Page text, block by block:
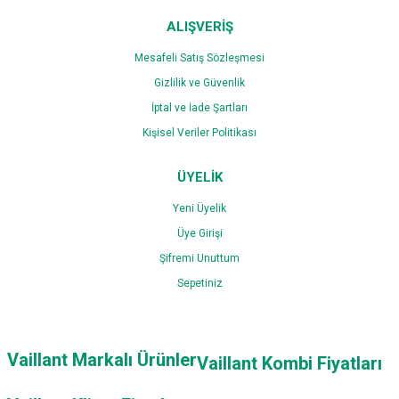
ALIŞVERİŞ
Mesafeli Satış Sözleşmesi
Gizlilik ve Güvenlik
İptal ve İade Şartları
Kişisel Veriler Politikası
ÜYELİK
Yeni Üyelik
Üye Girişi
Şifremi Unuttum
Sepetiniz
Vaillant Markalı ÜrünlerVaillant Kombi Fiyatları